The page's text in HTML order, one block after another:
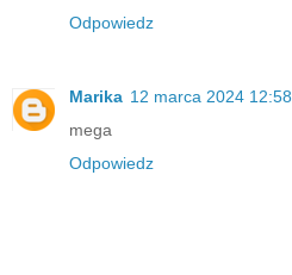
Odpowiedz
Marika 12 marca 2024 12:58
mega
Odpowiedz